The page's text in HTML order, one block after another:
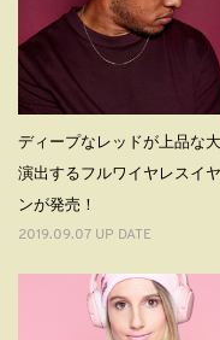
ディープなレッドが上品な
演出するフルワイヤレスイ
ンが発売！
2019.09.07 UP DATE